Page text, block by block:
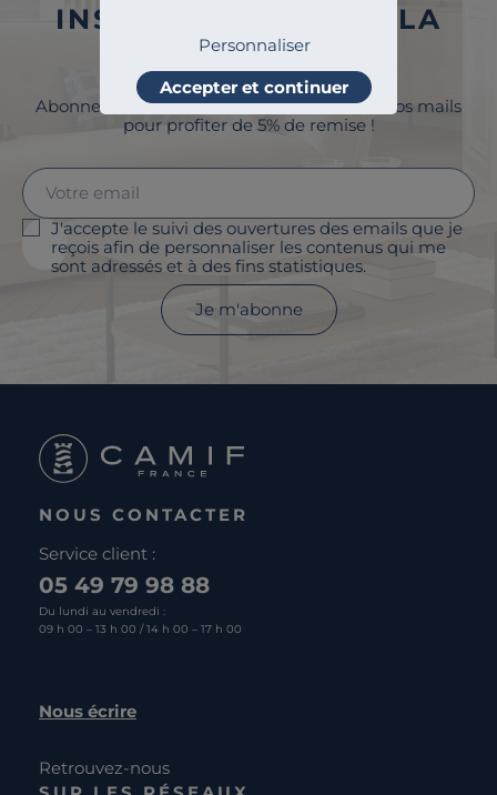
Personnaliser
Accepter et continuer
INSCRIVEZ-VOUS À LA
NEWSLETTER
Abonnez-vous à la newsletter et surveillez vos mails
pour profiter de 5% de remise !
J'accepte le suivi des ouvertures des emails que je
reçois afin de personnaliser les contenus qui me
sont adressés et à des fins statistiques.
Je m'abonne
NOUS CONTACTER
Service client :
05 49 79 98 88
Du lundi au vendredi :
09 h 00 – 13 h 00 / 14 h 00 – 17 h 00
Nous écrire
Retrouvez-nous